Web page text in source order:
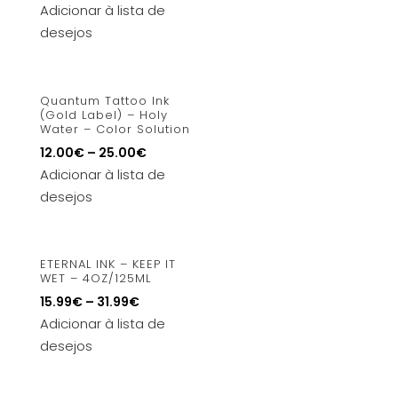
Adicionar à lista de
desejos
Quantum Tattoo Ink
(Gold Label) – Holy
Water – Color Solution
12.00€– 25.00€
Adicionar à lista de
desejos
ETERNAL INK – KEEP IT
WET – 4OZ/125ML
15.99€– 31.99€
Adicionar à lista de
desejos